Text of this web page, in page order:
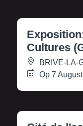
Cultures
BRIVE-LA-
Op 7